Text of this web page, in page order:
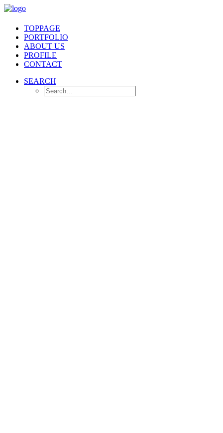
TOPPAGE
PORTFOLIO
ABOUT US
PROFILE
CONTACT
SEARCH